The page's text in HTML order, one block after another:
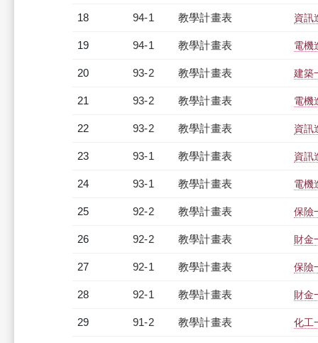
18 94-1 教學計畫表 資訊
19 94-1 教學計畫表 電機
20 93-2 教學計畫表 建築
21 93-2 教學計畫表 電機
22 93-2 教學計畫表 資訊
23 93-1 教學計畫表 資訊
24 93-1 教學計畫表 電機
25 92-2 教學計畫表 保險
26 92-2 教學計畫表 財金
27 92-1 教學計畫表 保險
28 92-1 教學計畫表 財金
29 91-2 教學計畫表 化工